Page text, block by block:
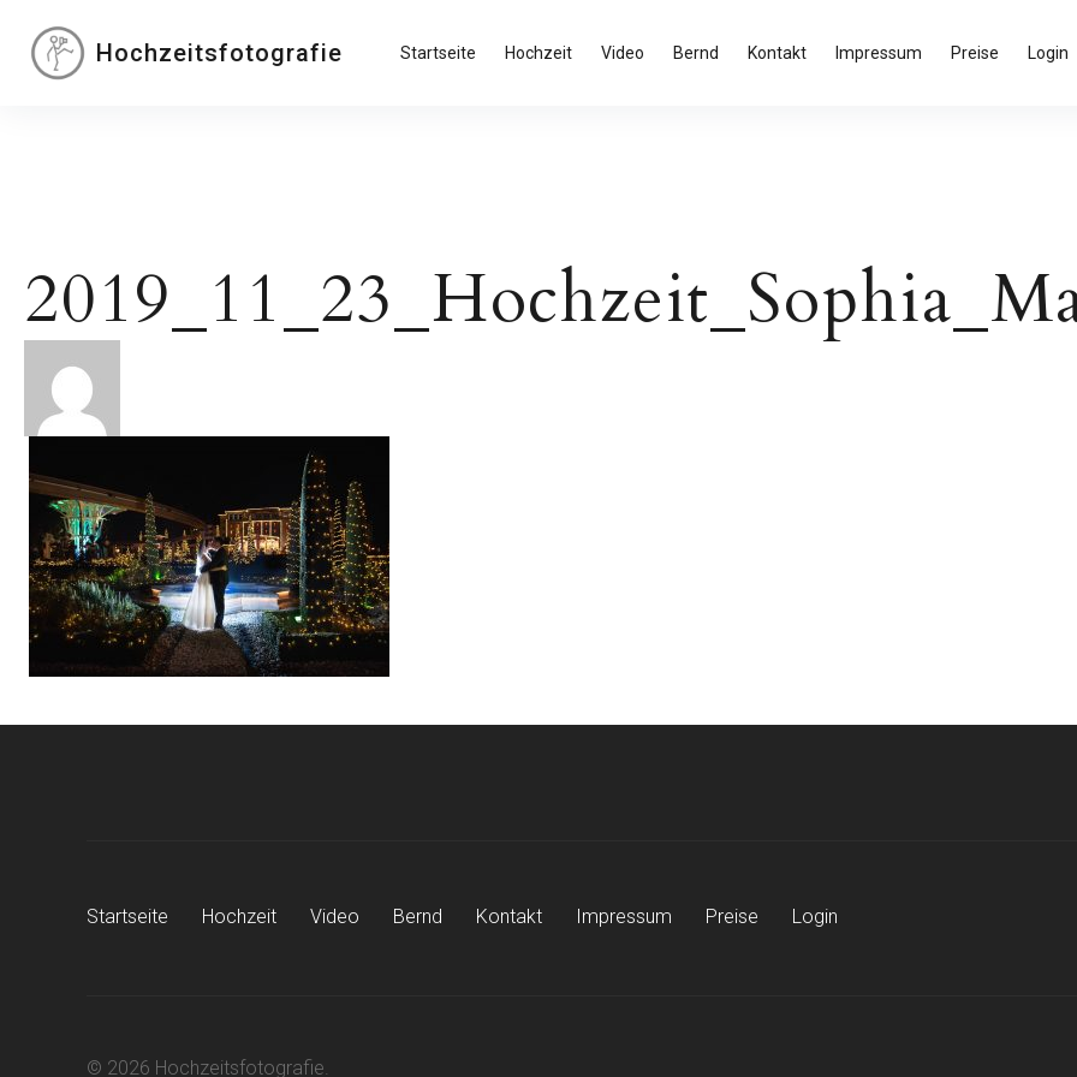
überspringenHochzeitsfotografie Startseite Hochzeit Video Bernd Kontakt Impressum Preise Login
Beitragsnavigation
Startseite Hochzeit Video Bernd Kontakt Impressum Preise Login
© 2026 Hochzeitsfotografie.